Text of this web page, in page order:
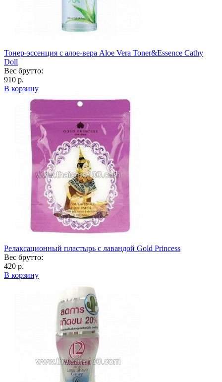
Тонер-эссенция с алое-вера Aloe Vera Toner&Essence Cathy
Doll
Вес брутто:
910 р.
В корзину
Релаксационный пластырь с лавандой Gold Princess
Вес брутто:
420 р.
В корзину